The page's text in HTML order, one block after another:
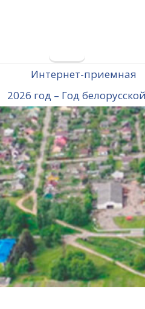
Интернет-приемная
2026 год – Год